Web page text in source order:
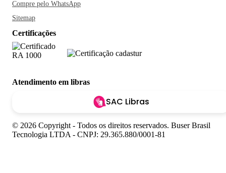
Compre pelo WhatsApp
Sitemap
Certificações
Atendimento em libras
SAC Libras
© 2026 Copyright - Todos os direitos reservados. Buser Brasil
Tecnologia LTDA - CNPJ: 29.365.880/0001-81